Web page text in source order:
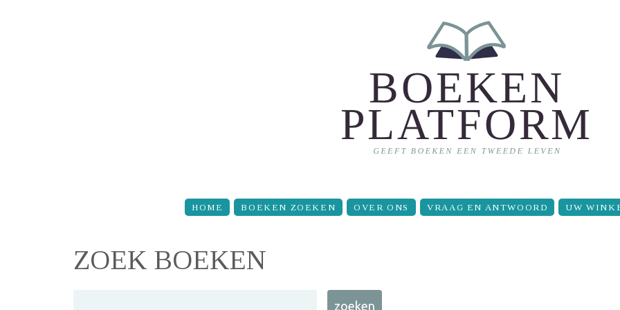
HOME BOEKEN ZOEKEN OVER ONS VRAAG EN ANTWOORD UW
ZOEK BOEKEN